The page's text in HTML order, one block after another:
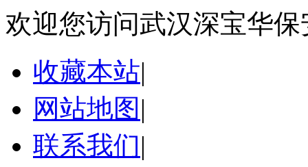
欢迎您访问武汉深宝华
收藏本站|
网站地图 |
联系我们|